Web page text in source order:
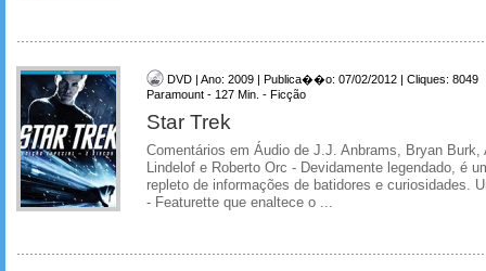
DVD | Ano: 2009 | Publica��o: 07/02/2012 | Cliques: 8049
Paramount - 127 Min. - Ficção
Star Trek
Comentários em Áudio de J.J. Anbrams, Bryan Burk,
Lindelof e Roberto Orc - Devidamente legendado, é
repleto de informações de batidores e curiosidades.
- Featurette que enaltece o ...